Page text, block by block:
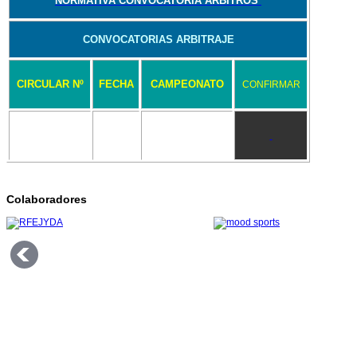
CONVOCATORIAS ARBITRAJE
CIRCULAR Nº FECHA CAMPEONATO CONFIRMAR
Colaboradores